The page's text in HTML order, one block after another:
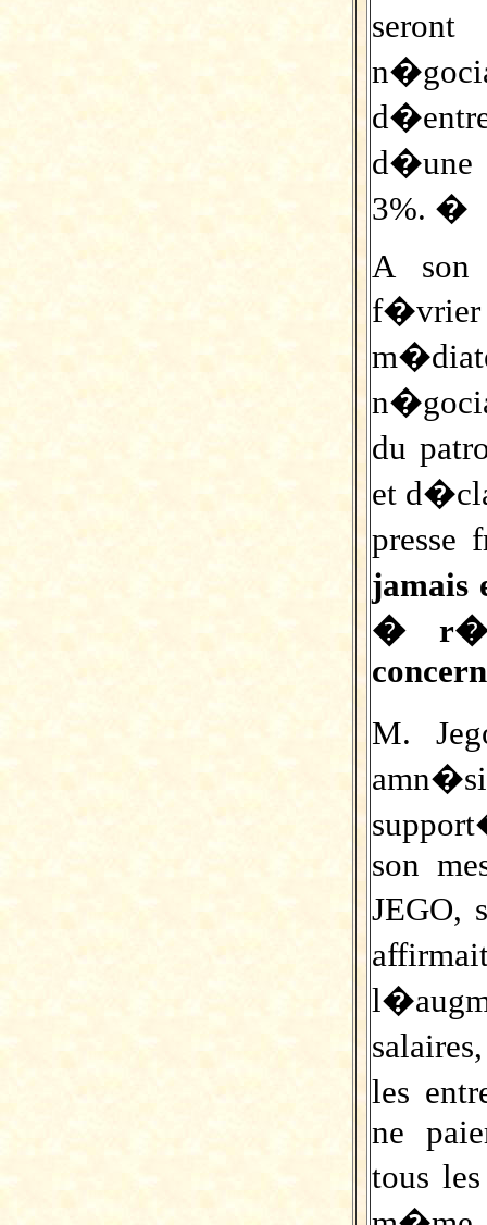
3%. �
A son
f�vrier
du
et
presse
jamais
�
M.
son
JEGO,
les
ne
tous